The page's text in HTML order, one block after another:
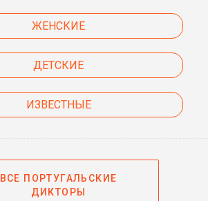
ЖЕНСКИЕ
ДЕТСКИЕ
ИЗВЕСТНЫЕ
ВСЕ ПОРТУГАЛЬСКИЕ
ДИКТОРЫ